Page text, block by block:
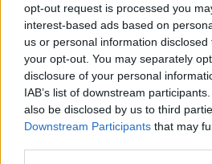
opt-out request is processed you
interest-based ads based on
us or personal information
your opt-out. You may separately
disclosure of your personal
IAB’s list of downstream
also be disclosed by us to third
Downstream Participants that may
Δεύτερη πηγή εισοδήματος για
ψαράδες ο αλιευτικός τουρισμός
09/08/2026 - 12:08 ΤΟΥΡΙΣΜΟΣ
Τ. Θεοδωρικάκος: Η ενίσχυση
διασφαλίζει την ανάπτυξη, την
καλύτερους μισθούς